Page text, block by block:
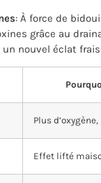
: À force de
grâce au
un nouvel éclat
Plus
Effet lifté